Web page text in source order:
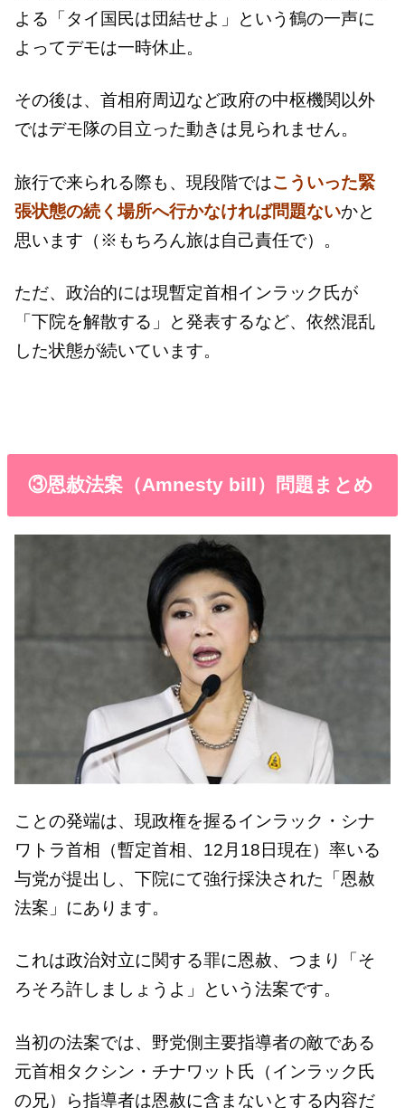
よる「タイ国民は団結せよ」という鶴の一声に
よってデモは一時休止。
その後は、首相府周辺など政府の中枢機関以外
ではデモ隊の目立った動きは見られません。
旅行で来られる際も、現段階ではこういった緊
張状態の続く場所へ行かなければ問題ないかと
思います（※もちろん旅は自己責任で）。
ただ、政治的には現暫定首相インラック氏が
「下院を解散する」と発表するなど、依然混乱
した状態が続いています。
③恩赦法案（Amnesty bill）問題まとめ
ことの発端は、現政権を握るインラック・シナ
ワトラ首相（暫定首相、12月18日現在）率いる
与党が提出し、下院にて強行採決された「恩赦
法案」にあります。
これは政治対立に関する罪に恩赦、つまり「そ
ろそろ許しましょうよ」という法案です。
当初の法案では、野党側主要指導者の敵である
元首相タクシン・チナワット氏（インラック氏
の兄）ら指導者は恩赦に含まないとする内容だ